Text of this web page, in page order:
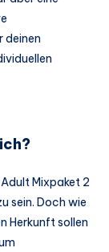
deinen
Mixpaket 2
sein. Doch wie
Herkunft sollen